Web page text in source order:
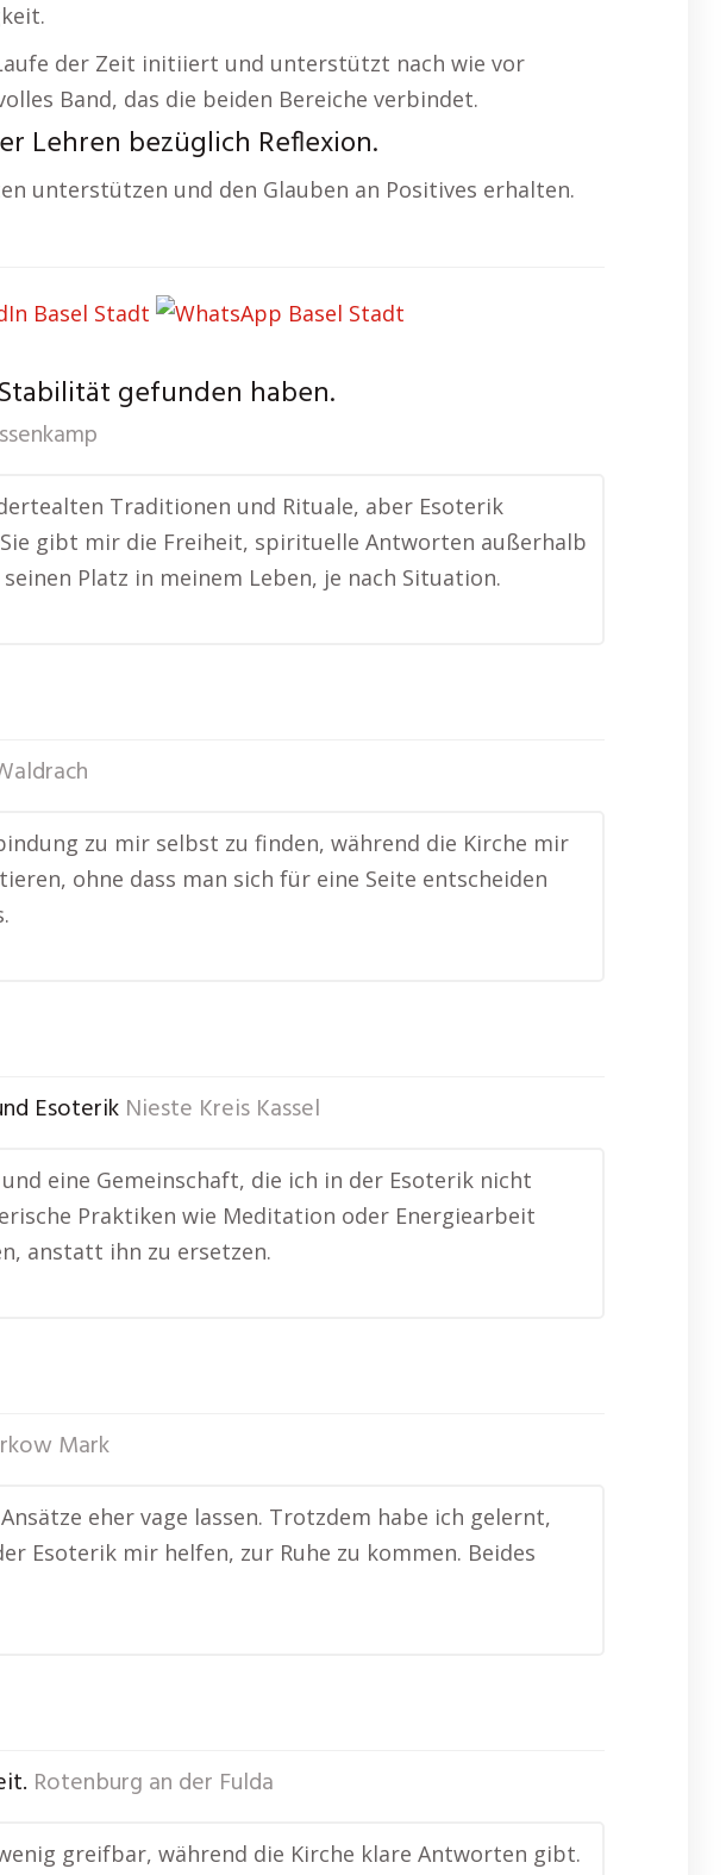
der Zeit initiiert und unterstützt nach wie vor
Band, das die beiden Bereiche verbindet.
Lehren bezüglich Reflexion.
unterstützen und den Glauben an Positives erhalten.
gefunden haben.
Traditionen und Rituale, aber Esoterik
gibt mir die Freiheit, spirituelle Antworten außerhalb
Platz in meinem Leben, je nach Situation.
zu mir selbst zu finden, während die Kirche mir
ohne dass man sich für eine Seite entscheiden
Esoterik Nieste Kreis Kassel
eine Gemeinschaft, die ich in der Esoterik nicht
Praktiken wie Meditation oder Energiearbeit
anstatt ihn zu ersetzen.
Mark
eher vage lassen. Trotzdem habe ich gelernt,
Esoterik mir helfen, zur Ruhe zu kommen. Beides
Rotenburg an der Fulda
greifbar, während die Kirche klare Antworten gibt.